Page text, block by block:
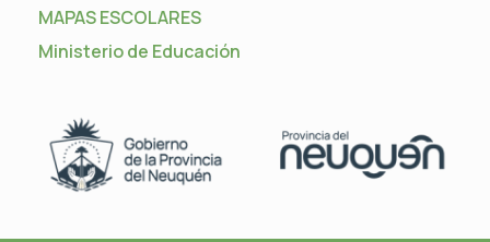
MAPAS ESCOLARES
Ministerio de Educación